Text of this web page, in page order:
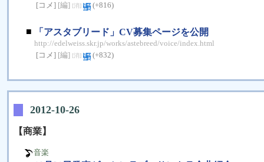
[コメ] [編] [消] (+816)
■ 「アスタブリード」CV募集ページを公開
http://edelweiss.skr.jp/works/astebreed/voice/index.html
[コメ] [編] [消] (+832)
2012-10-26
【商業】
音楽